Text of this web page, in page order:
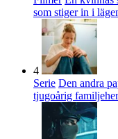
som stiger in i
4
Serie Den andra
tjugoårig